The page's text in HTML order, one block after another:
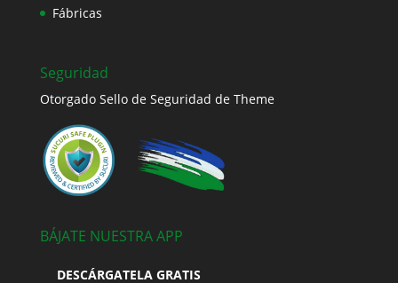
Fábricas
Seguridad
Otorgado Sello de Seguridad de Theme
BÁJATE NUESTRA APP
DESCÁRGATELA GRATIS